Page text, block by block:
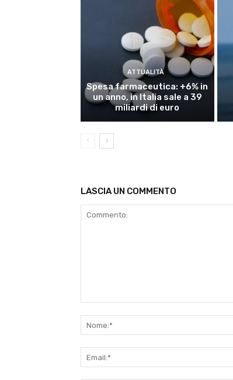
ATTUALITÀ
Spesa farmaceutica: +6% in
un anno, in Italia sale a 39
miliardi di euro
LASCIA UN COMMENTO